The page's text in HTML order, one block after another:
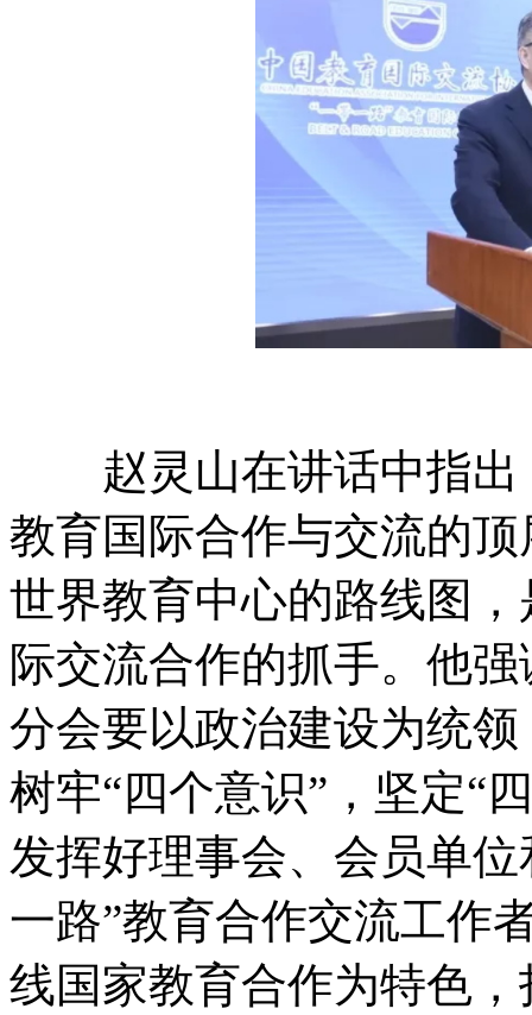
赵灵山在讲话中指出
教育国际合作与交流的
世界教育中心的路线图
际交流合作的抓手。他
分会要以政治建设为统
树牢“四个意识”，坚定“
发挥好理事会、会员单
一路”教育合作交流工作
线国家教育合作为特色